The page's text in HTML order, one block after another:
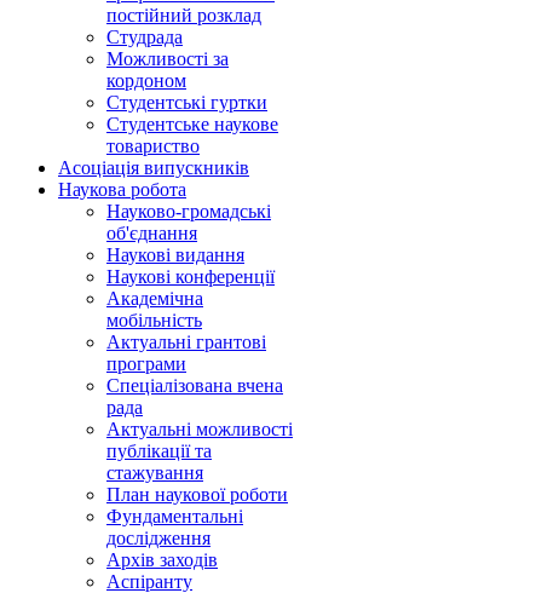
постійний розклад
Студрада
Можливості за
кордоном
Студентські гуртки
Студентське наукове
товариство
Асоціація випускників
Наукова робота
Науково-громадські
об'єднання
Наукові видання
Наукові конференції
Академічна
мобільність
Актуальні грантові
програми
Спеціалізована вчена
рада
Актуальні можливості
публікації та
стажування
План наукової роботи
Фундаментальні
дослідження
Архів заходів
Аспіранту